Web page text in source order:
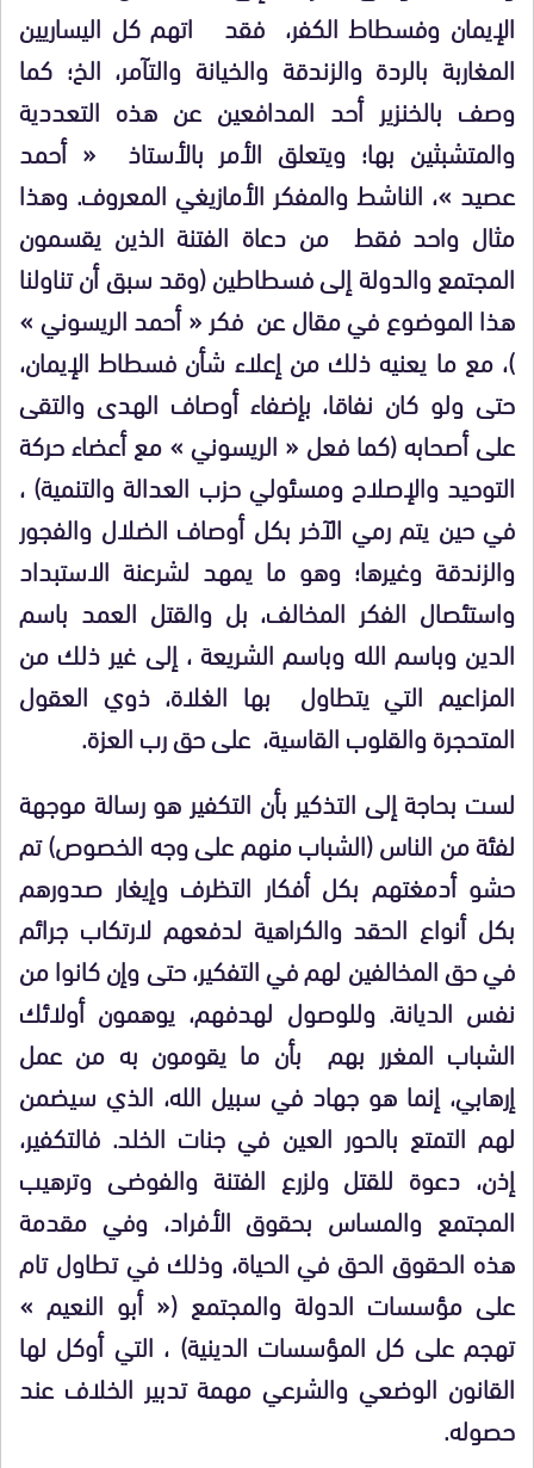
الإيمان وفسطاط الكفر، فقد اتهم كل اليساريين
المغاربة بالردة والزندقة والخيانة والتآمر، الخ؛ كما
وصف بالخنزير أحد المدافعين عن هذه التعددية
والمتشبثين بها؛ ويتعلق الأمر بالأستاذ « أحمد
عصيد »، الناشط والمفكر الأمازيغي المعروف. وهذا
مثال واحد فقط من دعاة الفتنة الذين يقسمون
المجتمع والدولة إلى فسطاطين (وقد سبق أن تناولنا
هذا الموضوع في مقال عن فكر « أحمد الريسوني »
)، مع ما يعنيه ذلك من إعلاء شأن فسطاط الإيمان،
حتى ولو كان نفاقا، بإضفاء أوصاف الهدى والتقى
على أصحابه (كما فعل « الريسوني » مع أعضاء حركة
التوحيد والإصلاح ومسئولي حزب العدالة والتنمية) ،
في حين يتم رمي الآخر بكل أوصاف الضلال والفجور
والزندقة وغيرها؛ وهو ما يمهد لشرعنة الاستبداد
واستئصال الفكر المخالف، بل والقتل العمد باسم
الدين وباسم الله وباسم الشريعة ، إلى غير ذلك من
المزاعيم التي يتطاول بها الغلاة، ذوي العقول
المتحجرة والقلوب القاسية، على حق رب العزة.
لست بحاجة إلى التذكير بأن التكفير هو رسالة موجهة
لفئة من الناس (الشباب منهم على وجه الخصوص) تم
حشو أدمغتهم بكل أفكار التظرف وإيغار صدورهم
بكل أنواع الحقد والكراهية لدفعهم لارتكاب جرائم
في حق المخالفين لهم في التفكير، حتى وإن كانوا من
نفس الديانة. وللوصول لهدفهم، يوهمون أولائك
الشباب المغرر بهم بأن ما يقومون به من عمل
إرهابي، إنما هو جهاد في سبيل الله، الذي سيضمن
لهم التمتع بالحور العين في جنات الخلد. فالتكفير،
إذن، دعوة للقتل ولزرع الفتنة والفوضى وترهيب
المجتمع والمساس بحقوق الأفراد، وفي مقدمة
هذه الحقوق الحق في الحياة، وذلك في تطاول تام
على مؤسسات الدولة والمجتمع (« أبو النعيم »
تهجم على كل المؤسسات الدينية) ، التي أوكل لها
القانون الوضعي والشرعي مهمة تدبير الخلاف عند
حصوله.